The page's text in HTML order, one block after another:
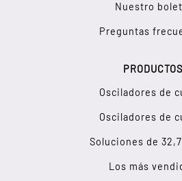
Nuestro
Preguntas
PRODUCTOS
Osciladores de
Osciladores de
Soluciones de
Los más